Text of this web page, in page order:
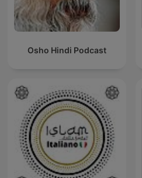
Osho Hindi Podcast